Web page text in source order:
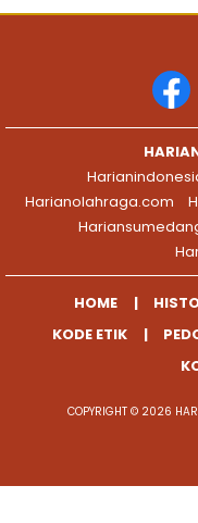
Harianolahraga.com
HOME
KODE ETIK
COPYRIGHT © 2026